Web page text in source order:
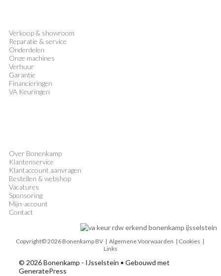
Verkoop & showroom
Reparatie & service
Onderdelen
Onze machines
Verhuur
Garantie
Financieringen
VA Keuringen
Over Bonenkamp
Klantenservice
Klantaccount aanvragen
Bestellen & webshop
Vacatures
Sponsoring
Mijn-account
Contact
Copyright© 2026 Bonenkamp BV | Algemene Voorwaarden | Cookies |
Links
© 2026 Bonenkamp - IJsselstein • Gebouwd met
GeneratePress